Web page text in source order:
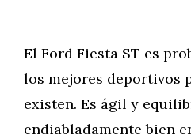
El Ford Fiesta ST es
los mejores deportivos
existen. Es ágil y
endiabladamente bien